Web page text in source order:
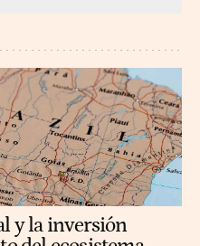
y la inversión